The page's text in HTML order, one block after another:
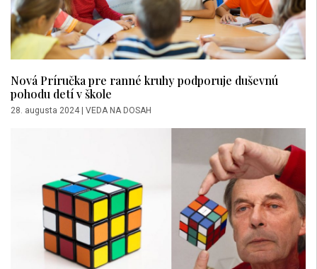
Nová Príručka pre ranné kruhy podporuje duševnú
pohodu detí v škole
28. augusta 2024 VEDA NA DOSAH